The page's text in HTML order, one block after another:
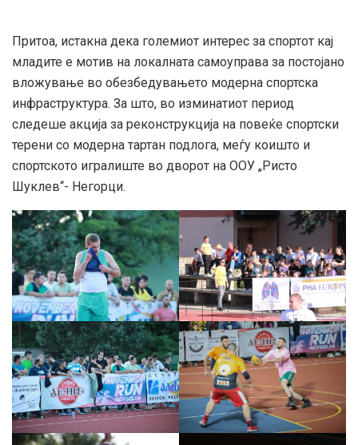
Притоа, истакна дека големиот интерес за спортот кај
младите е мотив на локалната самоуправа за постојано
вложување во обезбедувањето модерна спортска
инфраструктура. За што, во изминатиот период
следеше акција за реконструкција на повеќе спортски
терени со модерна тартан подлога, меѓу коишто и
спортското игралиште во дворот на ООУ „Ристо
Шуклев“- Негорци.